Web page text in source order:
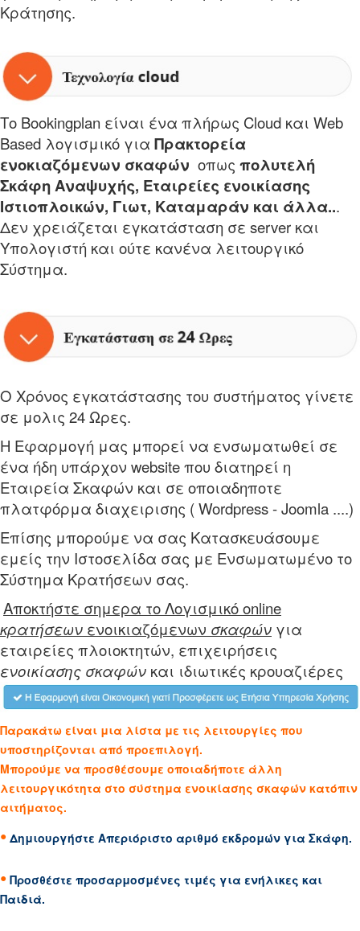
Κράτησης.
Το Bookingplan είναι ένα πλήρως Cloud και Web
Based λογισμικό για Πρακτορεία
ενοκιαζόμενων σκαφών οπως πολυτελή
Σκάφη Αναψυχής, Εταιρείες ενοικίασης
Ιστιοπλοικών, Γιωτ, Καταμαράν και άλλα...
Δεν χρειάζεται εγκατάσταση σε server και
Υπολογιστή και ούτε κανένα λειτουργικό
Σύστημα.
Ο Χρόνος εγκατάστασης του συστήματος γίνετε
σε μολις 24 Ωρες.
Η Εφαρμογή μας μπορεί να ενσωματωθεί σε
ένα ήδη υπάρχον website που διατηρεί η
Εταιρεία Σκαφών και σε οποιαδηποτε
πλατφόρμα διαχειρισης ( Wordpress - Joomla ....)
Eπίσης μπορούμε να σας Κατασκευάσουμε
εμείς την Ιστοσελίδα σας με Ενσωματωμένο το
Σύστημα Κρατήσεων σας.
Αποκτήστε σημερα τοΛογισμικό online
κρατήσεων ενοικιαζόμενων σκαφών για
εταιρείες πλοιοκτητών, επιχειρήσεις
ενοικίασης σκαφών και ιδιωτικές κρουαζιέρες
Παρακάτω είναι μια λίστα με τις λειτουργίες που
υποστηρίζονται από προεπιλογή.
Μπορούμε να προσθέσουμε οποιαδήποτε άλλη
λειτουργικότητα στο σύστημα ενοικίασης σκαφών κατόπιν
αιτήματος.
• Δημιουργήστε Απεριόριστο αριθμό εκδρομών για Σκάφη.
• Προσθέστε προσαρμοσμένες τιμές για ενήλικες και
Παιδιά.